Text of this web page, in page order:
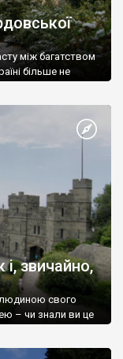
між багатством
більше не
звичайно,
свого
– чи знали ви це